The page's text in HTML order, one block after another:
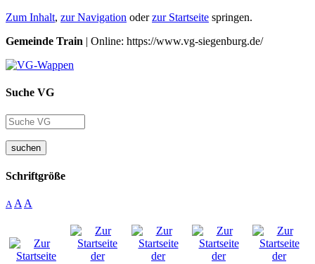
Zum Inhalt, zur Navigation oderzur Startseite springen.
Gemeinde Train | Online: https://www.vg-siegenburg.de/
Suche VG
suchen
Schriftgröße
A A A